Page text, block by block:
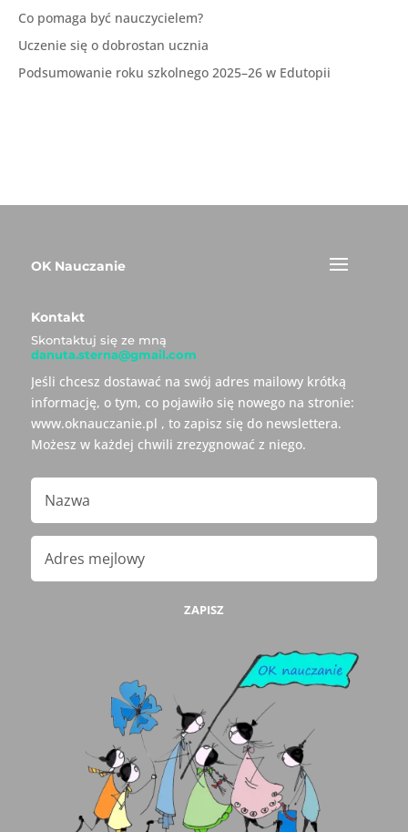
Co pomaga być nauczycielem?
Uczenie się o dobrostan ucznia
Podsumowanie roku szkolnego 2025–26 w Edutopii
OK Nauczanie
Kontakt
Skontaktuj się ze mną
danuta.sterna@gmail.com
Jeśli chcesz dostawać na swój adres mailowy krótką
informację, o tym, co pojawiło się nowego na stronie:
www.oknauczanie.pl , to zapisz się do newslettera.
Możesz w każdej chwili zrezygnować z niego.
ZAPISZ